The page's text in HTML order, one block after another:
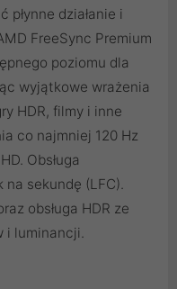
działanie i
FreeSync Premium
poziomu dla
wyjątkowe wrażenia
HDR, filmy i inne
co najmniej 120 Hz
Obsługa
sekundę (LFC).
obsługa HDR ze
i luminancji.